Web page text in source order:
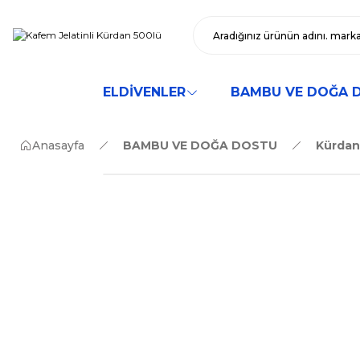
ELDİVENLER BAMBU VE DOĞA
Anasayfa BAMBU VE DOĞA DOSTU